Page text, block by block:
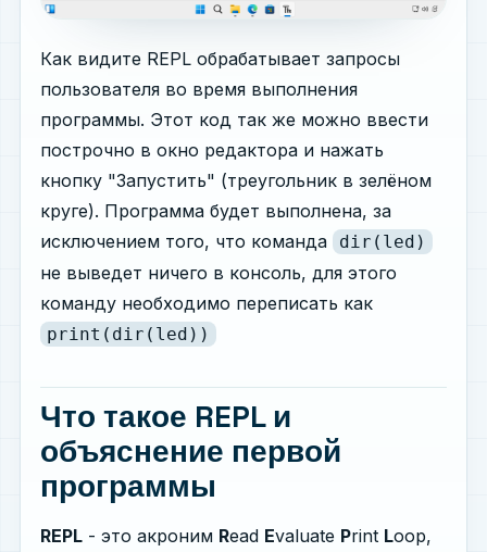
Как видите REPL обрабатывает запросы
пользователя во время выполнения
программы. Этот код так же можно ввести
построчно в окно редактора и нажать
кнопку "Запустить" (треугольник в зелёном
круге). Программа будет выполнена, за
исключением того, что команда
dir(led)
не выведет ничего в консоль, для этого
команду необходимо переписать как
print(dir(led))
Что такое REPL и
объяснение первой
программы
REPL - это акроним Read Evaluate Print Loop,